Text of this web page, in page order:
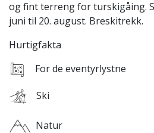
og fint terreng for turskigåing.
juni til 20. august. Breskitrekk.
Hurtigfakta
For de eventyrlystne
Ski
Natur